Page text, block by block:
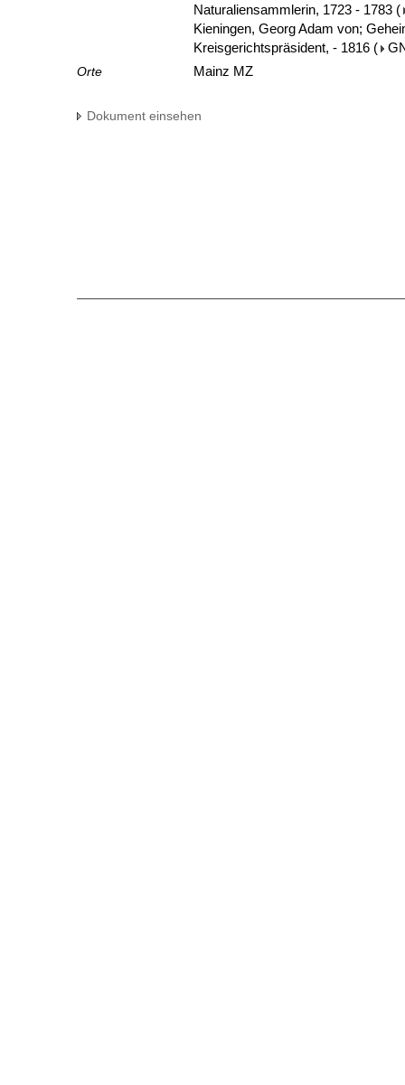
Naturaliensammlerin, 1723 - 1783 (
Kieningen, Georg Adam von;
Kreisgerichtspräsident, - 1816 (
Orte
Mainz MZ
Dokument einsehen